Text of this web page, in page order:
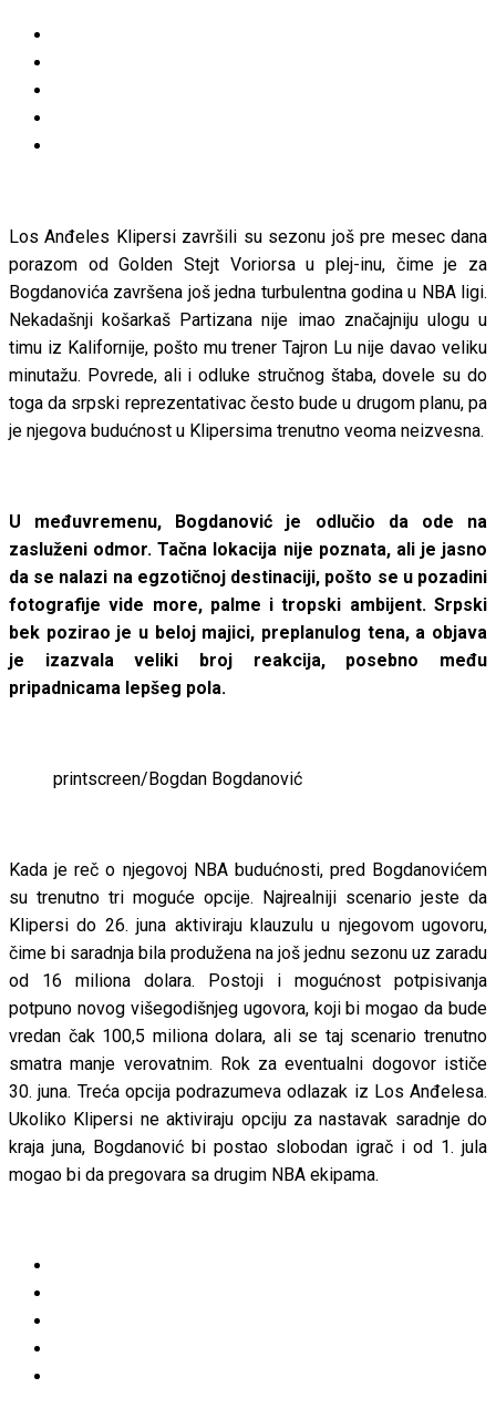
Los Anđeles Klipersi završili su sezonu još pre mesec dana
porazom od Golden Stejt Voriorsa u plej-inu, čime je za
Bogdanovića završena još jedna turbulentna godina u NBA ligi.
Nekadašnji košarkaš Partizana nije imao značajniju ulogu u
timu iz Kalifornije, pošto mu trener Tajron Lu nije davao veliku
minutažu. Povrede, ali i odluke stručnog štaba, dovele su do
toga da srpski reprezentativac često bude u drugom planu, pa
je njegova budućnost u Klipersima trenutno veoma neizvesna.
U međuvremenu, Bogdanović je odlučio da ode na
zasluženi odmor. Tačna lokacija nije poznata, ali je jasno
da se nalazi na egzotičnoj destinaciji, pošto se u pozadini
fotografije vide more, palme i tropski ambijent. Srpski
bek pozirao je u beloj majici, preplanulog tena, a objava
je izazvala veliki broj reakcija, posebno među
pripadnicama lepšeg pola.
printscreen/Bogdan Bogdanović
Kada je reč o njegovoj NBA budućnosti, pred Bogdanovićem
su trenutno tri moguće opcije. Najrealniji scenario jeste da
Klipersi do 26. juna aktiviraju klauzulu u njegovom ugovoru,
čime bi saradnja bila produžena na još jednu sezonu uz zaradu
od 16 miliona dolara. Postoji i mogućnost potpisivanja
potpuno novog višegodišnjeg ugovora, koji bi mogao da bude
vredan čak 100,5 miliona dolara, ali se taj scenario trenutno
smatra manje verovatnim. Rok za eventualni dogovor ističe
30. juna. Treća opcija podrazumeva odlazak iz Los Anđelesa.
Ukoliko Klipersi ne aktiviraju opciju za nastavak saradnje do
kraja juna, Bogdanović bi postao slobodan igrač i od 1. jula
mogao bi da pregovara sa drugim NBA ekipama.